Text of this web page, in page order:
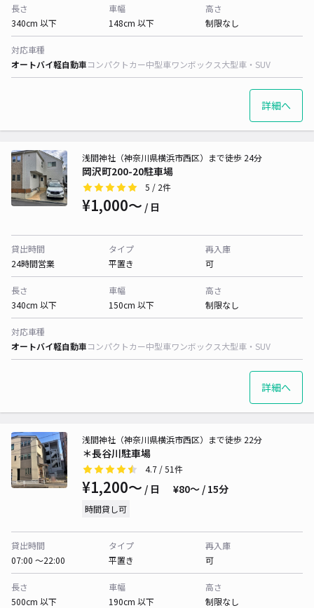
長さ
340cm 以下
車幅
148cm 以下
高さ
制限なし
対応車種
オートバイ軽自動車コンパクトカー中型車ワンボックス大型車・SUV
詳細へ
岡沢町200-20駐車場
浅間神社（神奈川県横浜市西区）まで徒歩 24分
5 / 2件
¥1,000〜 / 日
貸出時間
24時間営業
タイプ
平置き
再入庫
可
長さ
340cm 以下
車幅
150cm 以下
高さ
制限なし
対応車種
オートバイ軽自動車コンパクトカー中型車ワンボックス大型車・SUV
詳細へ
＊長谷川駐車場
浅間神社（神奈川県横浜市西区）まで徒歩 22分
4.7 / 51件
¥1,200〜 / 日 ¥80〜 / 15分
時間貸し可
貸出時間
07:00 〜22:00
タイプ
平置き
再入庫
可
長さ
500cm 以下
車幅
190cm 以下
高さ
制限なし